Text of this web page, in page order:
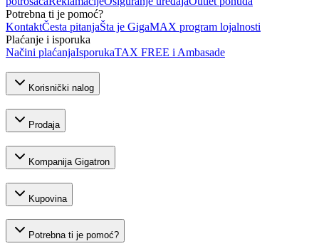
Potrebna ti je pomoć?
KontaktČesta pitanjaŠta je GigaMAX program lojalnosti
Plaćanje i isporuka
Načini plaćanjaIsporukaTAX FREE i Ambasade
Korisnički nalog
Prodaja
Kompanija Gigatron
Kupovina
Potrebna ti je pomoć?